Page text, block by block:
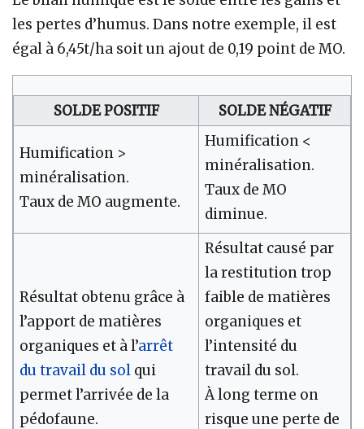
les pertes d’humus. Dans notre exemple, il est
égal à 6,45t/ha soit un ajout de 0,19 point de MO.
SOLDE POSITIF SOLDE NÉGATIF
Humification >
minéralisation.
Taux de MO augmente.
Humification <
minéralisation.
Taux de MO
diminue.
Résultat obtenu grâce à
l’apport de matières
organiques et à l’arrêt
du travail du solqui
permet l’arrivée de la
pédofaune.
Résultat causé par
la restitution trop
faible de matières
organiques et
l’intensité du
travail du sol.
À long terme on
risque une perte de